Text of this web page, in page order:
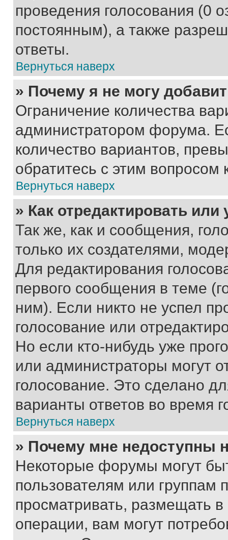
проведения голосования (0
постоянным), а также
ответы.
Вернуться наверх
» Почему я не могу
Ограничение количества
администратором форума.
количество вариантов,
обратитесь с этим вопросом
Вернуться наверх
» Как отредактировать
Так же, как и сообщения,
только их создателями,
Для редактирования
первого сообщения в теме
ним). Если никто не успел
голосование или
Но если кто-нибудь уже
или администраторы могут
голосование. Это сделано
варианты ответов во время
Вернуться наверх
» Почему мне недоступны
Некоторые форумы могут
пользователям или группам
просматривать, размещать
операции, вам могут